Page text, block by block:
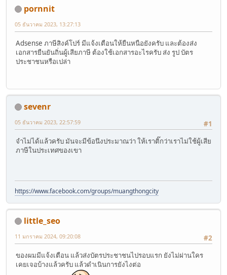
pornnit
05 ธันวาคม 2023, 13:27:13
Adsense ภาษีสิงค์โปร์ มีแจ้งเตือนให้ยืนหนือยังครับ และต้องส่ง
เอกสารยืนยันถิ่นผู้เสียภาษี ต้องใช้เอกสารอะไรครับ ส่ง รูป บัตร
ประชาชนหรือเปล่า
sevenr
#1
05 ธันวาคม 2023, 22:57:59
จำไม่ได้แล้วครับ มันจะมีข้อนึงประมาณว่า ให้เราติ๊กว่าเราไม่ใช้ผู้เสีย
ภาษีในประเทศของเขา
https://www.facebook.com/groups/muangthongcity
little_seo
#2
11 มกราคม 2024, 09:20:08
ของผมมีแจ้งเตือน แล้วส่งบัตรประชาชนไปรอบแรก ยังไม่ผ่านใคร
เคยเจอบ้างแล้วครับ แล้วดำเนินการยังไงต่อ